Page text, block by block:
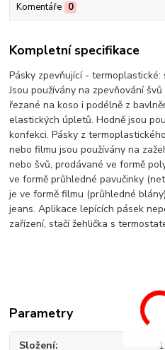
Komentáře 0
Kompletní specifikace
Pásky zpevňující -
Jsou používány na zpevňování
řezané na koso i podélně z
elastických úpletů. Hodně jsou
konfekci. Pásky z
nebo filmu jsou používány na
nebo švů, prodávané ve formě
ve formě průhledné pavučinky
je ve formě filmu (průhledné
jeans. Aplikace lepících pásek
zařízení, stačí žehlička s
Parametry
Složení